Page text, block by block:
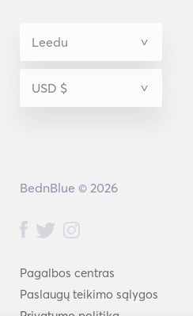
Pagalbos centras
Paslaugų teikimo sąlygos
BednBlue © 2026